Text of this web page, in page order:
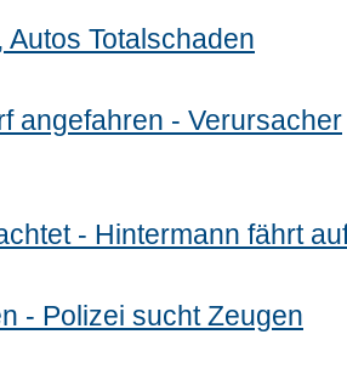
Totalschaden
angefahren - Verursacher
- Hintermann fährt
- Polizei sucht Zeugen